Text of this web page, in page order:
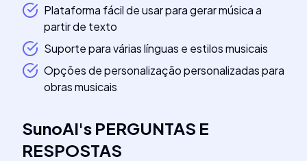
Plataforma fácil de usar para gerar música a
partir de texto
Suporte para várias línguas e estilos musicais
Opções de personalização personalizadas para
obras musicais
SunoAI's PERGUNTAS E
RESPOSTAS